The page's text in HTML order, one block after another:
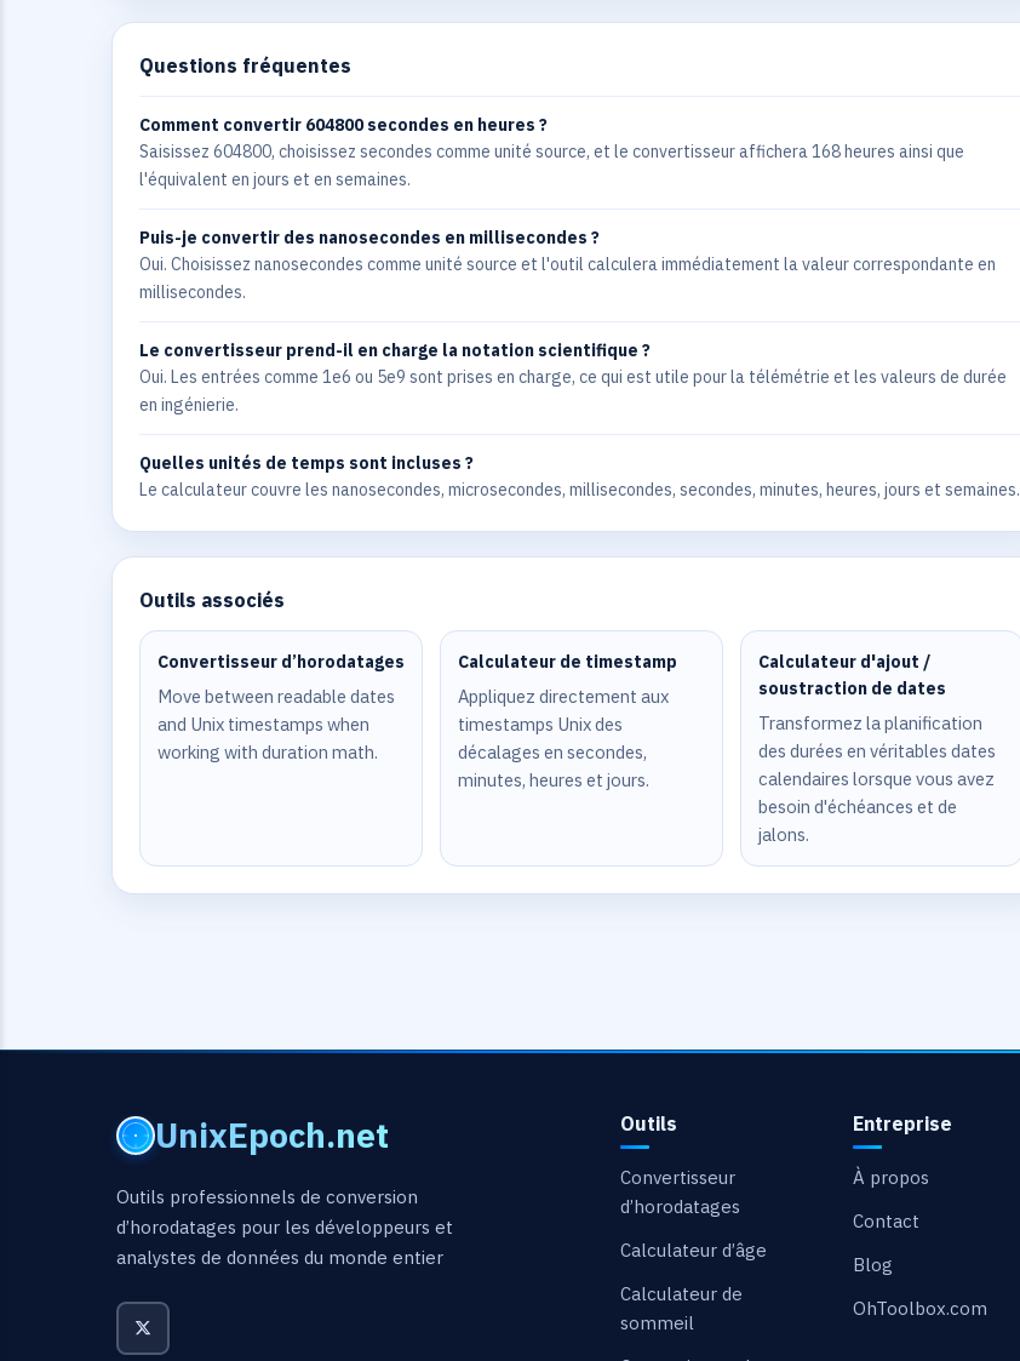
Questions fréquentes
Comment convertir 604800 secondes en heures ?
Saisissez 604800, choisissez secondes comme unité source, et le convertisseur affichera 168 heures ainsi que
l'équivalent en jours et en semaines.
Puis-je convertir des nanosecondes en millisecondes ?
Oui. Choisissez nanosecondes comme unité source et l'outil calculera immédiatement la valeur correspondante en
millisecondes.
Le convertisseur prend-il en charge la notation scientifique ?
Oui. Les entrées comme 1e6 ou 5e9 sont prises en charge, ce qui est utile pour la télémétrie et les valeurs de durée
en ingénierie.
Quelles unités de temps sont incluses ?
Le calculateur couvre les nanosecondes, microsecondes, millisecondes, secondes, minutes, heures, jours et semaines.
Outils associés
Convertisseur d’horodatages
Move between readable dates
and Unix timestamps when
working with duration math.
Calculateur de timestamp
Appliquez directement aux
timestamps Unix des
décalages en secondes,
minutes, heures et jours.
Calculateur d'ajout /
soustraction de dates
Transformez la planification
des durées en véritables dates
calendaires lorsque vous avez
besoin d'échéances et de
jalons.
UnixEpoch.net
Outils professionnels de conversion
d’horodatages pour les développeurs et
analystes de données du monde entier
Outils
Convertisseur
d’horodatages
Calculateur d’âge
Calculateur de
sommeil
Entreprise
À propos
Contact
Blog
OhToolbox.com